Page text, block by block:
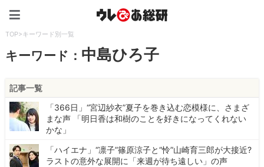
TOP>キーワード別一覧
キーワード： 中島ひろ子
記事一覧
「366日」“宮辺紗衣”夏子を巻き込む恋模様に、さまざ
まな声 「明日香は和樹のことを好きになってくれない
かな」
「ハイエナ」“凛子”篠原涼子と“怜”山崎育三郎が大接近?
ラストの意外な展開に「来週が待ち遠しい」の声